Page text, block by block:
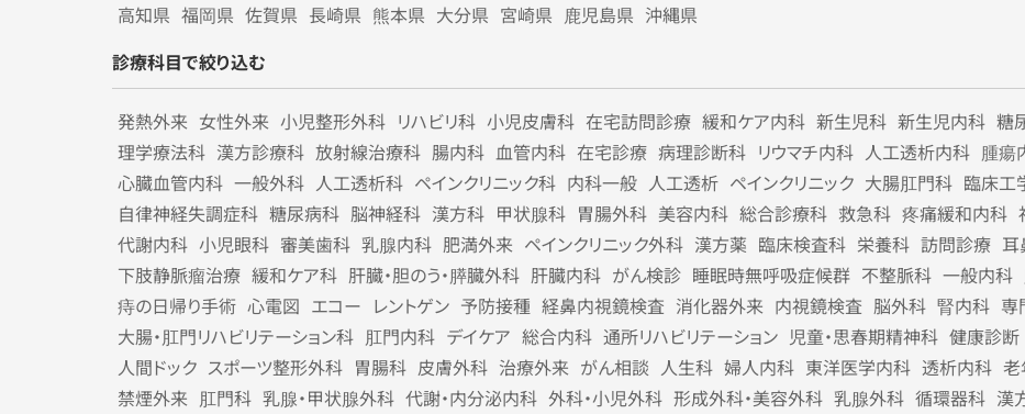
高知県 福岡県 佐賀県 長崎県 熊本県 大分県 宮崎県 鹿児島県 沖縄県
診療科目で絞り込む
発熱外来 女性外来 小児整形外科 リハビリ科 小児皮膚科 在宅訪問診療 緩和ケア内科 新生児科 新生児内科 糖
理学療法科 漢方診療科 放射線治療科 腸内科 血管内科 在宅診療 病理診断科 リウマチ内科 人工透析内科 腫瘍
心臓血管内科 一般外科 人工透析科 ペインクリニック科 内科一般 人工透析 ペインクリニック 大腸肛門科 臨床工
自律神経失調症科 糖尿病科 脳神経科 漢方科 甲状腺科 胃腸外科 美容内科 総合診療科 救急科 疼痛緩和内科
代謝内科 小児眼科 審美歯科 乳腺内科 肥満外来 ペインクリニック外科 漢方薬 臨床検査科 栄養科 訪問診療 耳
下肢静脈瘤治療 緩和ケア科 肝臓・胆のう・膵臓外科 肝臓内科 がん検診 睡眠時無呼吸症候群 不整脈科 一般内科
痔の日帰り手術 心電図 エコー レントゲン 予防接種 経鼻内視鏡検査 消化器外来 内視鏡検査 脳外科 腎内科 専
大腸・肛門リハビリテーション科 肛門内科 デイケア 総合内科 通所リハビリテーション 児童・思春期精神科 健康診断
人間ドック スポーツ整形外科 胃腸科 皮膚外科 治療外来 がん相談 人生科 婦人内科 東洋医学内科 透析内科
禁煙外来 肛門科 乳腺・甲状腺外科 代謝・内分泌内科 外科・小児外科 形成外科・美容外科 乳腺外科 循環器科 漢